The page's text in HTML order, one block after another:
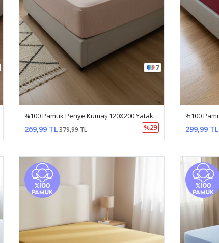
7
%100 Pamuk Penye Kumaş 120X200 Yataklar İçin Lastikli Çarşaf Pudra
269,99 TL379,99 TL %29 299,99 TL